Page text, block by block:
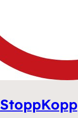
StoppKopp